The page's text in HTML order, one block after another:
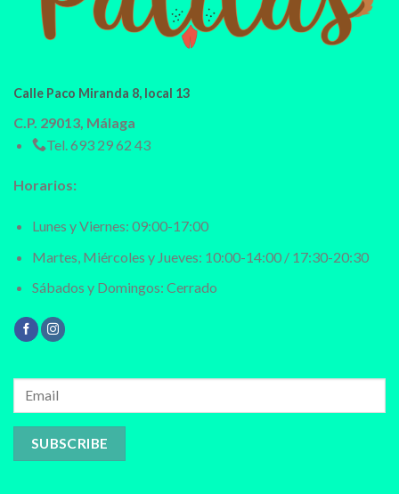
Calle Paco Miranda 8, local 13
C.P. 29013, Málaga
Tel. 693 29 62 43
Horarios:
Lunes y Viernes: 09:00-17:00
Martes, Miércoles y Jueves: 10:00-14:00 / 17:30-20:30
Sábados y Domingos: Cerrado